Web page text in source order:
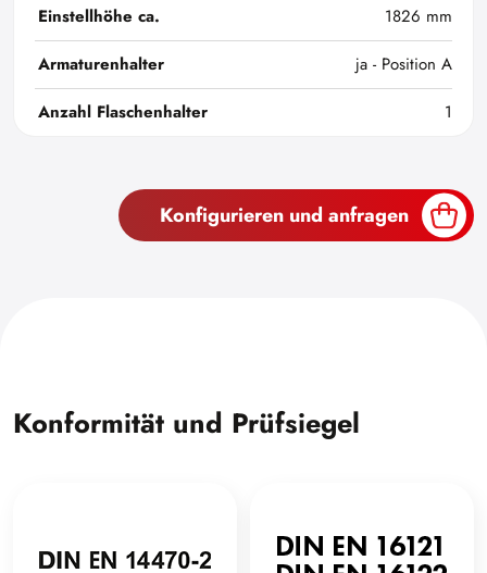
Einstellhöhe ca.
1826 mm
Armaturenhalter
ja - Position A
Anzahl Flaschenhalter
1
Konfigurieren und anfragen
Konformität und Prüfsiegel